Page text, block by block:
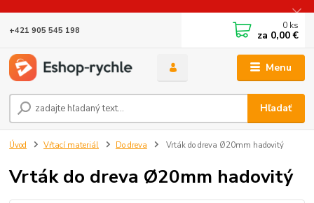
Menu
Hľadať
+421 905 545 198 0 ks
za 0,00 €
Úvod Vŕtací materiál Do dreva Vrták do dreva Ø20mm hadovitý
Vrták do dreva Ø20mm hadovitý